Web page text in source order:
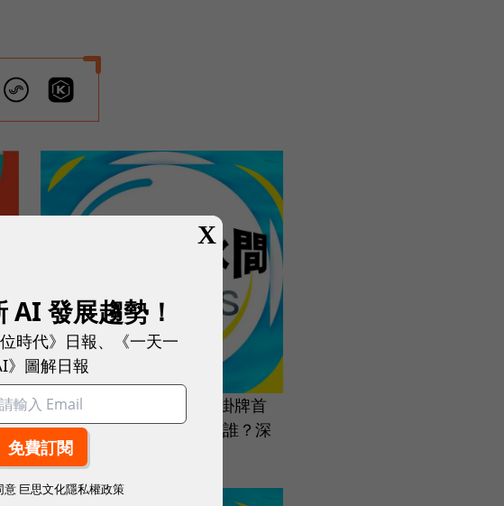
記者茶水間196.鴻勁精密掛牌首
日飆破3000元！它到底是誰？深
入解析台股超級黑馬
X
AI 發展趨勢！
時代》日報、《一天一
》圖解日報
意 巨思文化隱私權政策